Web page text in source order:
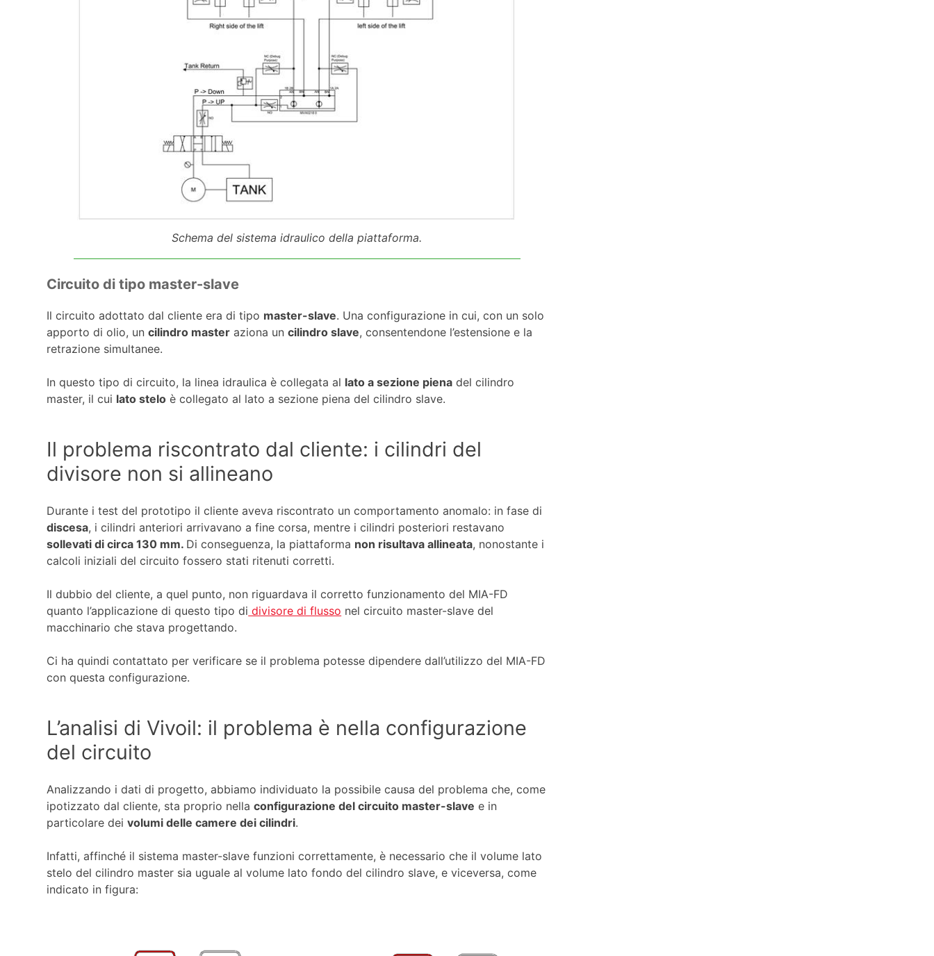
Schema del sistema idraulico della piattaforma.
Circuito di tipo master-slave
Il circuito adottato dal cliente era di tipo master-slave. Una configurazione in cui, con un solo
apporto di olio, uncilindro master aziona uncilindro slave, consentendone l’estensione e la
retrazione simultanee.
In questo tipo di circuito, la linea idraulica è collegata al lato a sezione piena del cilindro
master, il cui lato stelo è collegato al lato a sezione piena del cilindro slave.
Il problema riscontrato dal cliente: i cilindri del
divisore non si allineano
Durante i test del prototipo il cliente aveva riscontrato un comportamento anomalo: in fase di
discesa, i cilindri anteriori arrivavano a fine corsa, mentre i cilindri posteriori restavano
sollevati di circa 130 mm. Di conseguenza, la piattaforma non risultava allineata, nonostante i
calcoli iniziali del circuito fossero stati ritenuti corretti.
Il dubbio del cliente, a quel punto, non riguardava il corretto funzionamento del MIA-FD
quanto l’applicazione di questo tipo di divisore di flusso nel circuito master-slave del
macchinario che stava progettando.
Ci ha quindi contattato per verificare se il problema potesse dipendere dall’utilizzo del MIA-FD
con questa configurazione.
L’analisi di Vivoil: il problema è nella configurazione
del circuito
Analizzando i dati di progetto, abbiamo individuato la possibile causa del problema che, come
ipotizzato dal cliente, sta proprio nellaconfigurazione del circuito master-slave e in
particolare deivolumi delle camere dei cilindri.
Infatti, affinché il sistema master-slave funzioni correttamente, è necessario che il volume lato
stelo del cilindro master sia uguale al volume lato fondo del cilindro slave, e viceversa, come
indicato in figura: